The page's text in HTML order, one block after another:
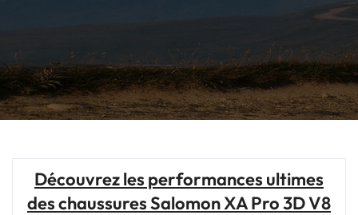
Découvrez les performances ultimes
des chaussures Salomon XA Pro 3D V8